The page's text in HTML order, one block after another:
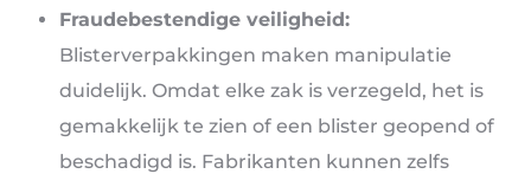
Fraudebestendige veiligheid:
Blisterverpakkingen maken manipulatie
duidelijk. Omdat elke zak is verzegeld, het is
gemakkelijk te zien of een blister geopend of
beschadigd is. Fabrikanten kunnen zelfs